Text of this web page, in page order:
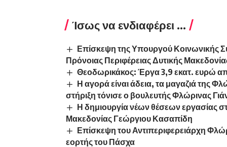
Ίσως να ενδιαφέρει ...
Επίσκεψη της Υπουργού Κοινωνικής
Πρόνοιας Περιφέρειας Δυτικής
Θεοδωρικάκος: Έργα 3,9 εκατ. ευρώ
Η αγορά είναι άδεια, τα μαγαζιά της
στήριξη τόνισε ο βουλευτής Φλώρινας
Η δημιουργία νέων θέσεων εργασίας
Μακεδονίας Γεώργιου Κασαπίδη
Επίσκεψη του Αντιπεριφερειάρχη
εορτής του Πάσχα